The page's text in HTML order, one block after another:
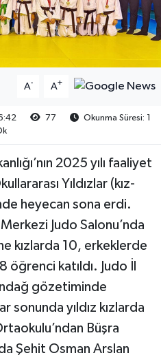
A- A+
77
Okunma Süresi: 1
2025 yılı faaliyet
Yıldızlar (kız-
heyecan sona erdi.
Judo Salonu’nda
kızlarda 10, erkeklerde
katıldı. Judo İl
gözetiminde
sonunda yıldız kızlarda
Büşra
Şehit Osman Arslan